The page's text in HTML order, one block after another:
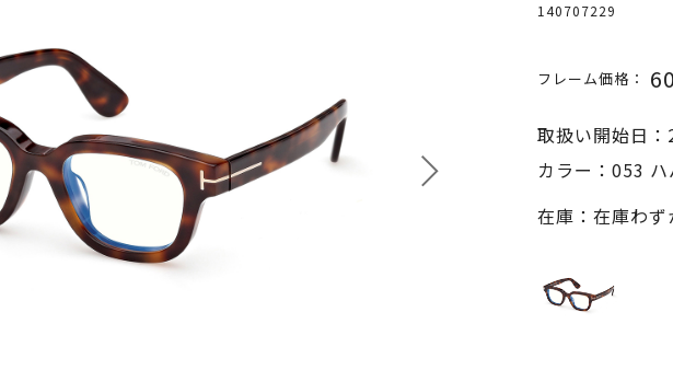
140707229
フレーム価格：
取扱い開始日
カラー：053
在庫：在庫わず